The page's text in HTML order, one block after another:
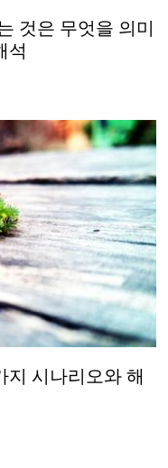
것은 무엇을 의미
석
지 시나리오와 해